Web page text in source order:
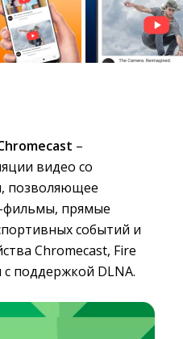
–
видео со
позволяющее
фильмы, прямые
событий и
Chromecast, Fire
поддержкой DLNA.